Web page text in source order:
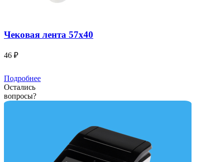
Чековая лента 57х40
46 ₽
Подробнее
Остались
вопросы?